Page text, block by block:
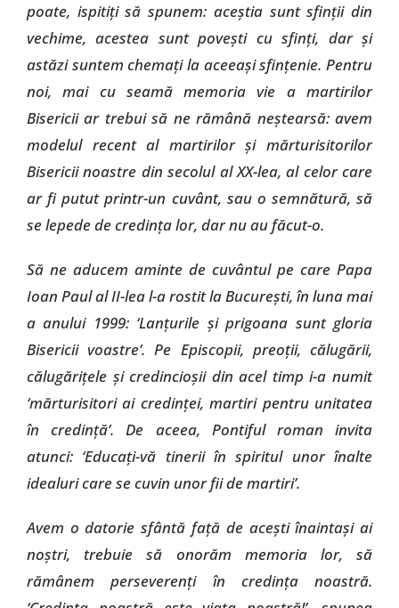
poate, ispitiţi să spunem: aceştia sunt sfinţii din
vechime, acestea sunt poveşti cu sfinţi, dar şi
astăzi suntem chemaţi la aceeaşi sfinţenie. Pentru
noi, mai cu seamă memoria vie a martirilor
Bisericii ar trebui să ne rămână neştearsă: avem
modelul recent al martirilor şi mărturisitorilor
Bisericii noastre din secolul al XX-lea, al celor care
ar fi putut printr-un cuvânt, sau o semnătură, să
se lepede de credinţa lor, dar nu au făcut-o.
Să ne aducem aminte de cuvântul pe care Papa
Ioan Paul al II-lea l-a rostit la Bucureşti, în luna mai
a anului 1999: ‘Lanţurile şi prigoana sunt gloria
Bisericii voastre’. Pe Episcopii, preoţii, călugării,
călugăriţele şi credincioşii din acel timp i-a numit
‘mărturisitori ai credinţei, martiri pentru unitatea
în credinţă’. De aceea, Pontiful roman invita
atunci: ‘Educaţi-vă tinerii în spiritul unor înalte
idealuri care se cuvin unor fii de martiri’.
Avem o datorie sfântă faţă de aceşti înaintaşi ai
noştri, trebuie să onorăm memoria lor, să
rămânem perseverenţi în credinţa noastră.